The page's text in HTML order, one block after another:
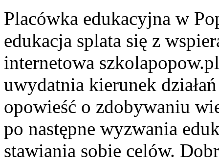
Placówka edukacyjna w
edukacja splata się z
internetowa
uwydatnia kierunek
opowieść o zdobywaniu
po następne wyzwania
stawiania sobie celów.